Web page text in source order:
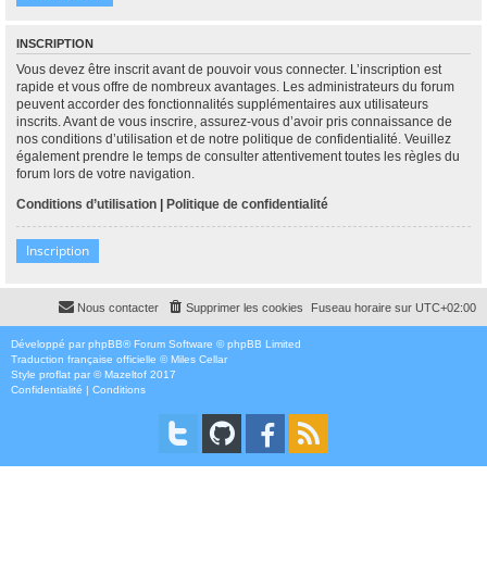
INSCRIPTION
Vous devez être inscrit avant de pouvoir vous connecter. L’inscription est
rapide et vous offre de nombreux avantages. Les administrateurs du forum
peuvent accorder des fonctionnalités supplémentaires aux utilisateurs
inscrits. Avant de vous inscrire, assurez-vous d’avoir pris connaissance de
nos conditions d’utilisation et de notre politique de confidentialité. Veuillez
également prendre le temps de consulter attentivement toutes les règles du
forum lors de votre navigation.
Conditions d’utilisation | Politique de confidentialité
Inscription
Fuseau horaire sur UTC+02:00
Supprimer les cookies
Nous contacter
Développé par phpBB® Forum Software © phpBB Limited
Traduction française officielle ©Miles Cellar
Style proflat par ©Mazeltof 2017
Confidentialité | Conditions